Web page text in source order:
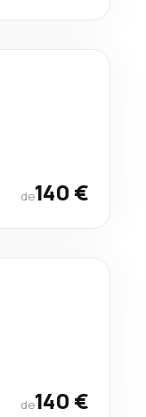
de140 €
de140 €